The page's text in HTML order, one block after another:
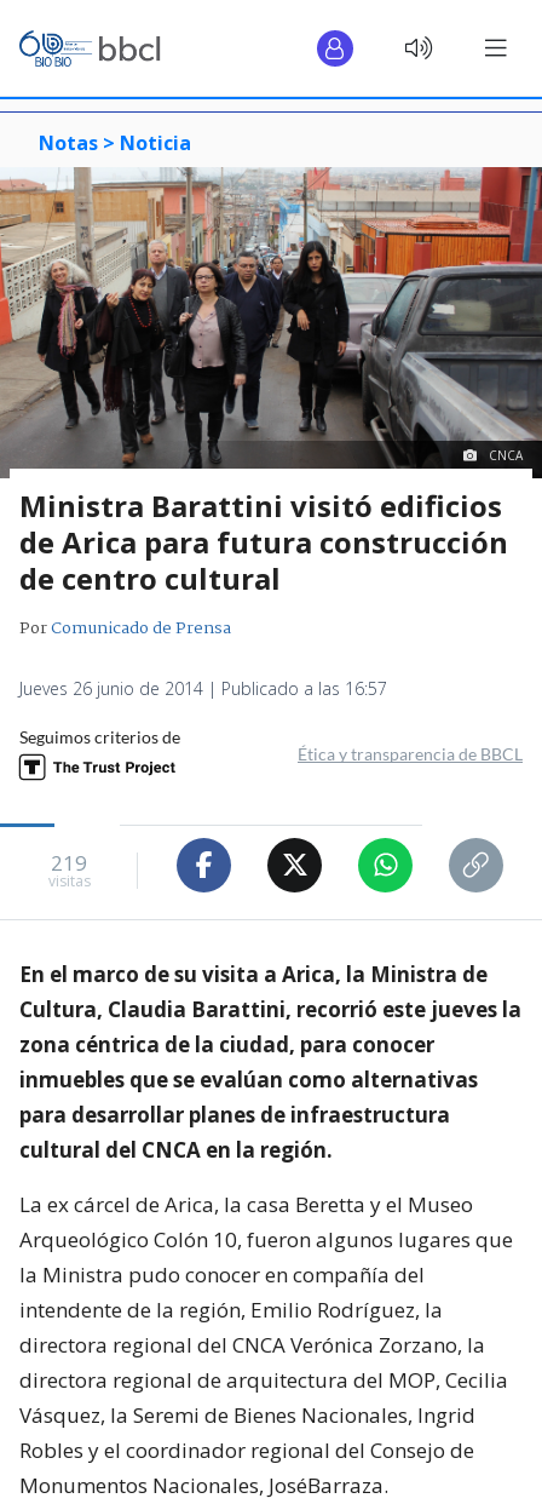
Notas > Noticia
CNCA
Ministra Barattini visitó edificios
de Arica para futura construcción
de centro cultural
PorComunicado de Prensa
Jueves 26 junio de 2014 | Publicado a las 16:57
Seguimos criterios de
Ética y transparencia de BBCL
219
visitas
En el marco de su visita a Arica, la Ministra de
Cultura, Claudia Barattini, recorrió este jueves la
zona céntrica de la ciudad, para conocer
inmuebles que se evalúan como alternativas
para desarrollar planes de infraestructura
cultural del CNCA en la región.
La ex cárcel de Arica, la casa Beretta y el Museo
Arqueológico Colón 10, fueron algunos lugares que
la Ministra pudo conocer en compañía del
intendente de la región, Emilio Rodríguez, la
directora regional del CNCA Verónica Zorzano, la
directora regional de arquitectura del MOP, Cecilia
Vásquez, la Seremi de Bienes Nacionales, Ingrid
Robles y el coordinador regional del Consejo de
Monumentos Nacionales, JoséBarraza.